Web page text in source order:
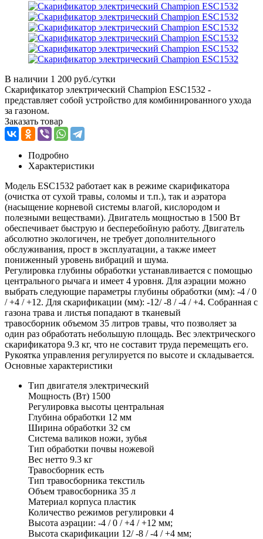
В наличии 1 200 руб./сутки
Скарификатор электрический Champion ESC1532 -
представляет собой устройство для комбинированного ухода
за газоном.
Заказать товар
Подробно
Характеристики
Модель ESC1532 работает как в режиме скарификатора
(очистка от сухой травы, соломы и т.п.), так и аэратора
(насыщение корневой системы влагой, кислородом и
полезными веществами). Двигатель мощностью в 1500 Вт
обеспечивает быструю и бесперебойную работу. Двигатель
абсолютно экологичен, не требует дополнительного
обслуживания, прост в эксплуатации, а также имеет
пониженный уровень вибраций и шума.
Регулировка глубины обработки устанавливается с помощью
центрального рычага и имеет 4 уровня. Для аэрации можно
выбрать следующие параметры глубины обработки (мм): -4 / 0
/ +4 / +12. Для скарификации (мм): -12/ -8 / -4 / +4. Собранная с
газона трава и листья попадают в тканевый
травосборник объемом 35 литров травы, что позволяет за
один раз обработать небольшую площадь. Вес электрического
скарификатора 9.3 кг, что не составит труда перемещать его.
Рукоятка управления регулируется по высоте и складывается.
Основные характеристики
Тип двигателя электрический
Мощность (Вт) 1500
Регулировка высоты центральная
Глубина обработки 12 мм
Ширина обработки 32 см
Система валиков ножи, зубья
Тип обработки почвы ножевой
Вес нетто 9.3 кг
Травосборник есть
Тип травосборника текстиль
Объем травосборника 35 л
Материал корпуса пластик
Количество режимов регулировки 4
Высота аэрации: -4 / 0 / +4 / +12 мм;
Высота скарификации 12/ -8 / -4 / +4 мм;